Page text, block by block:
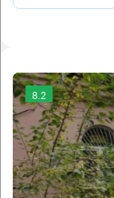
8.2